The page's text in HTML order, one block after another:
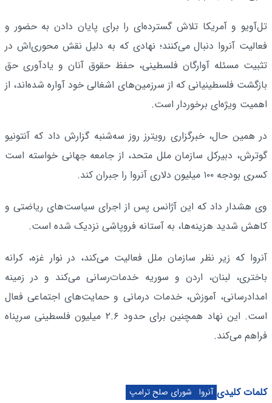
تل‌آویو و آمریکا تلاش گسترده‌ای را برای پایان دادن به حضور و
فعالیت آنروا دنبال می‌کنند؛ نهادی که به دلیل نقش محوری‌اش در
تثبیت مسئله آوارگان فلسطینی، حفظ حقوق آنان و یادآوری حق
بازگشت فلسطینیانی که از سرزمین‌های اشغالی خود آواره شده‌اند، از
اهمیت ویژه‌ای برخوردار است.
در همین حال، خبرگزاری رویترز روز سه‌شنبه گزارش داد که آنتونیو
گوترش، دبیرکل سازمان ملل متحد، از جامعه جهانی خواسته است
کسری بودجه ۱۰۰ میلیون دلاری آنروا را جبران کند.
وی هشدار داد که این آژانس پس از اجرای سیاست‌های ریاضتی و
کاهش شدید هزینه‌ها، به آستانه فروپاشی نزدیک شده است.
آنروا که زیر نظر سازمان ملل فعالیت می‌کند، در نوار غزه، کرانه
باختری، لبنان، اردن و سوریه خدمات‌رسانی می‌کند و در زمینه
امدادرسانی، آموزش، خدمات درمانی و حمایت‌های اجتماعی فعال
است. این نهاد همچنین برای حدود ۲.۶ میلیون فلسطینی سرپناه
فراهم می‌کند.
کلمات کلیدی آنروا شورای صلح ترامپ